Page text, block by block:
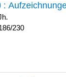
230 :
230